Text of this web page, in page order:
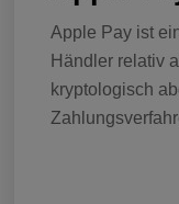
Apple Pay ist
Händler relativ
kryptologisch